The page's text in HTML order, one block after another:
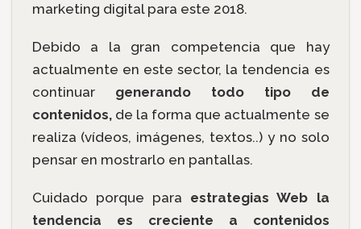
marketing digital para este 2018.
Debido a la gran competencia que hay
actualmente en este sector, la tendencia es
continuar generando todo tipo de
contenidos,de la forma que actualmente se
realiza (vídeos, imágenes, textos..) y no solo
pensar en mostrarlo en pantallas.
Cuidado porque para estrategias Web la
tendencia es creciente a contenidos